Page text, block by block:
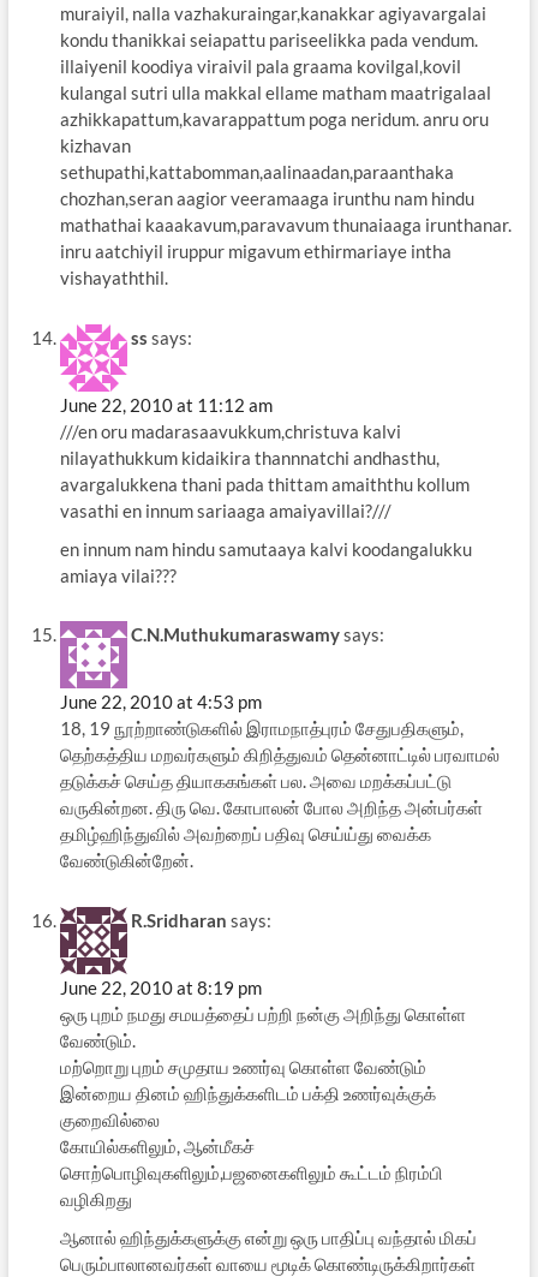
muraiyil, nalla vazhakuraingar,kanakkar agiyavargalai
kondu thanikkai seiapattu pariseelikka pada vendum.
illaiyenil koodiya viraivil pala graama kovilgal,kovil
kulangal sutri ulla makkal ellame matham maatrigalaal
azhikkapattum,kavarappattum poga neridum. anru oru
kizhavan
sethupathi,kattabomman,aalinaadan,paraanthaka
chozhan,seran aagior veeramaaga irunthu nam hindu
mathathai kaaakavum,paravavum thunaiaaga irunthanar.
inru aatchiyil iruppur migavum ethirmariaye intha
vishayaththil.
ss says:
June 22, 2010 at 11:12 am
///en oru madarasaavukkum,christuva kalvi
nilayathukkum kidaikira thannnatchi andhasthu,
avargalukkena thani pada thittam amaiththu kollum
vasathi en innum sariaaga amaiyavillai?///
en innum nam hindu samutaaya kalvi koodangalukku
amiaya vilai???
C.N.Muthukumaraswamysays:
June 22, 2010 at 4:53 pm
18, 19 நூற்றாண்டுகளில் இராமநாத்புரம் சேதுபதிகளும்,
தெற்கத்திய மறவர்களும் கிறித்துவம் தென்னாட்டில் பரவாமல்
தடுக்கச் செய்த தியாககங்கள் பல. அவை மறக்கப்பட்டு
வருகின்றன. திரு வெ. கோபாலன் போல அறிந்த அன்பர்கள்
தமிழ்ஹிந்துவில் அவற்றைப் பதிவு செய்ய்து வைக்க
வேண்டுகின்றேன்.
R.Sridharan says:
June 22, 2010 at 8:19 pm
ஒரு புறம் நமது சமயத்தைப் பற்றி நன்கு அறிந்து கொள்ள
வேண்டும்.
மற்றொறு புறம் சமுதாய உணர்வு கொள்ள வேண்டும்
இன்றைய தினம் ஹிந்துக்களிடம் பக்தி உணர்வுக்குக்
குறைவில்லை
கோயில்களிலும், ஆன்மீகச்
சொற்பொழிவுகளிலும்,பஜனைகளிலும் கூட்டம் நிரம்பி
வழிகிறது
ஆனால் ஹிந்துக்களுக்கு என்று ஒரு பாதிப்பு வந்தால் மிகப்
பெரும்பாலானவர்கள் வாயை மூடிக் கொண்டிருக்கிறார்கள்